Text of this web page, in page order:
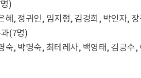
)
혜, 정귀인, 임지형, 김경희, 박인자, 장
(7명)
숙, 박명숙, 최테레사, 백영태, 김긍수,